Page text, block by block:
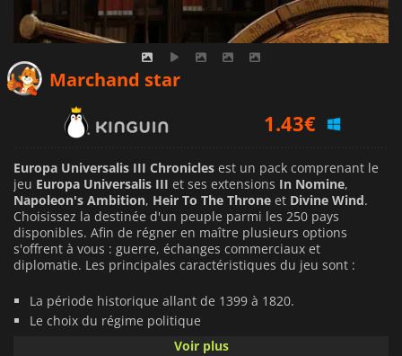
Marchand star
1.43€
2.20€
Europa Universalis III Chronicles est un pack comprenant le
jeu Europa Universalis III et ses extensions In Nomine,
Napoleon's Ambition, Heir To The Throne et Divine Wind.
Choisissez la destinée d'un peuple parmi les 250 pays
disponibles. Afin de régner en maître plusieurs options
s'offrent à vous : guerre, échanges commerciaux et
diplomatie. Les principales caractéristiques du jeu sont :
La période historique allant de 1399 à 1820.
Le choix du régime politique
250 pays disponibles et une carte de plus de 1700
Voir plus